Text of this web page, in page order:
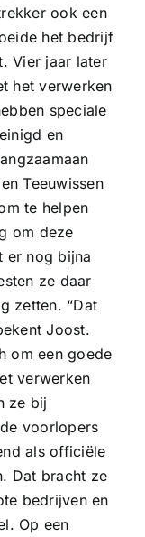
ook een
het bedrijf
Vier jaar later
het verwerken
speciale
en
Teeuwissen
te helpen
om deze
er nog bijna
ze daar
zetten. “Dat
Joost.
om een goede
verwerken
ze bij
voorlopers
als officiële
Dat bracht ze
bedrijven en
Op een